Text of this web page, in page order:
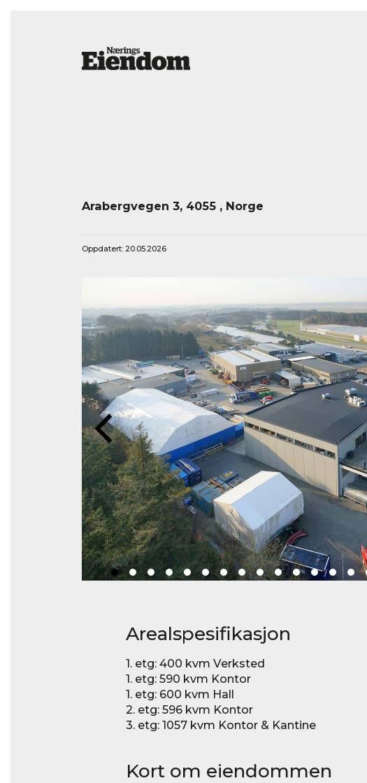
Arabergvegen 3, 4055 , Norge
Oppdatert: 20.05.2026
Arealspesifikasjon
1. etg: 400 kvm Verksted
1. etg: 590 kvm Kontor
1. etg: 600 kvm Hall
2. etg: 596 kvm Kontor
3. etg: 1057 kvm Kontor & Kantine
Kort om eiendommen